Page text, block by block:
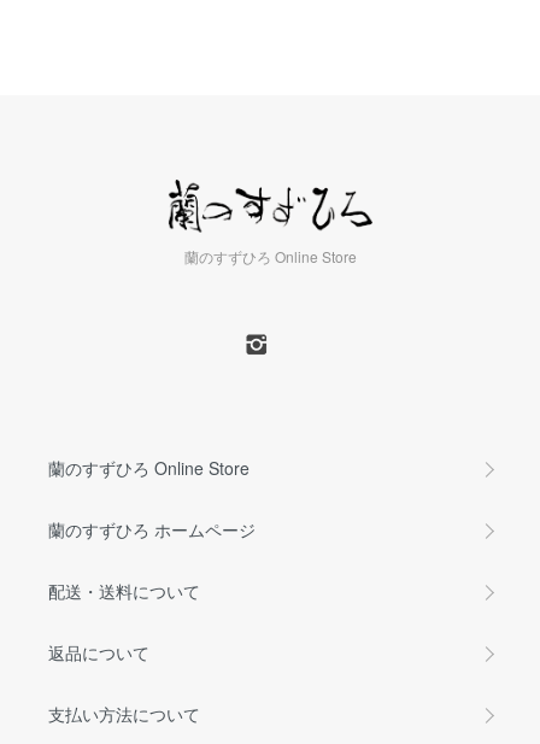
蘭のすずひろ Online Store
蘭のすずひろ Online Store
蘭のすずひろ ホームページ
配送・送料について
返品について
支払い方法について